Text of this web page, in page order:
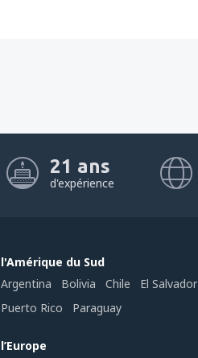
21 ans
d'expérience
l'Amérique du Sud
Argentina
Bolivia Chile El Salvador
Puerto Rico
Paraguay
l’Europe